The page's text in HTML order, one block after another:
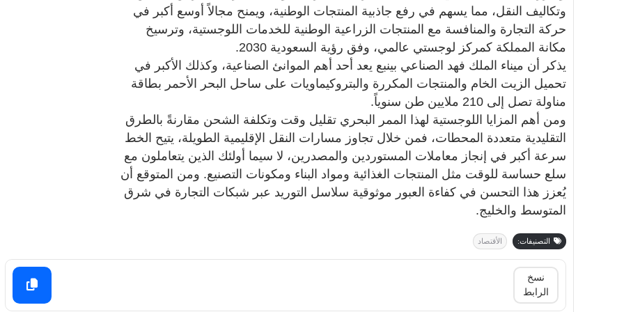
وتكاليف النقل، مما يسهم في رفع جاذبية المنتجات الوطنية، ويمنح مجالاً أوسع أكبر في
حركة التجارة والمنافسة مع المنتجات الزراعية الوطنية للخدمات اللوجستية، وترسيخ
مكانة المملكة كمركز لوجستي عالمي، وفق رؤية السعودية 2030.
يذكر أن ميناء الملك فهد الصناعي بينبع يعد أحد أهم الموانئ الصناعية، وكذلك الأكبر في
تحميل الزيت الخام والمنتجات المكررة والبتروكيماويات على ساحل البحر الأحمر بطاقة
مناولة تصل إلى 210 ملايين طن سنوياً.
ومن أهم المزايا اللوجستية لهذا الممر البحري تقليل وقت وتكلفة الشحن مقارنةً بالطرق
التقليدية متعددة المحطات، فمن خلال تجاوز مسارات النقل الإقليمية الطويلة، يتيح الخط
سرعة أكبر في إنجاز معاملات المستوردين والمصدرين، لا سيما أولئك الذين يتعاملون مع
سلع حساسة للوقت مثل المنتجات الغذائية ومواد البناء ومكونات التصنيع. ومن المتوقع أن
يُعزز هذا التحسن في كفاءة العبور موثوقية سلاسل التوريد عبر شبكات التجارة في شرق
المتوسط ​​والخليج.
التصنيفات: الأقتصاد
نسخ
الرابط